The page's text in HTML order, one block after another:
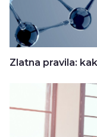
Zlatna pravila: